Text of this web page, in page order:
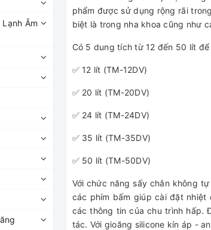
phẩm được sử dụng rộng rãi
biệt là trong nha khoa cũng như
Có 5 dung tích từ 12 đến 50 lít
✅ 12 lít (TM-12DV)
✅ 20 lít (TM-20DV)
✅ 24 lít (TM-24DV)
✅ 35 lít (TM-35DV)
✅ 50 lít (TM-50DV)
Với chức năng sấy chân không
các phím bấm giúp cài đặt
các thông tin của chu trình hấp.
tác. Với gioăng silicone kín áp -
Âm